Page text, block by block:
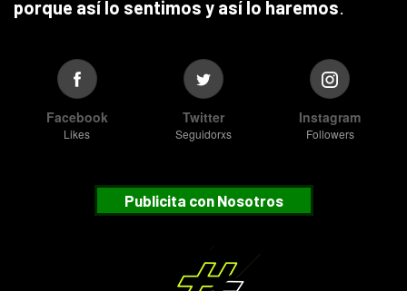
porque así lo sentimos y así lo haremos.
Facebook
Likes
Twitter
Seguidorxs
Instagram
Followers
Publicita con Nosotros